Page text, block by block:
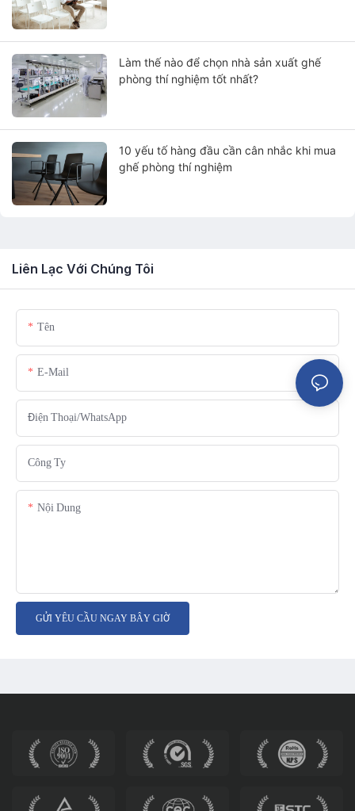
Làm thế nào để chọn nhà sản xuất ghế
phòng thí nghiệm tốt nhất?
10 yếu tố hàng đầu cần cân nhắc khi mua
ghế phòng thí nghiệm
Liên Lạc Với Chúng Tôi
Tên
E-Mail
Điện Thoại/WhatsApp
Công Ty
Nội Dung
GỬI YÊU CẦU NGAY BÂY GIỜ